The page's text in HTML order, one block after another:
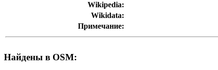
Wikipedia:
Wikidata:
Примечание:
Найдены в OSM: